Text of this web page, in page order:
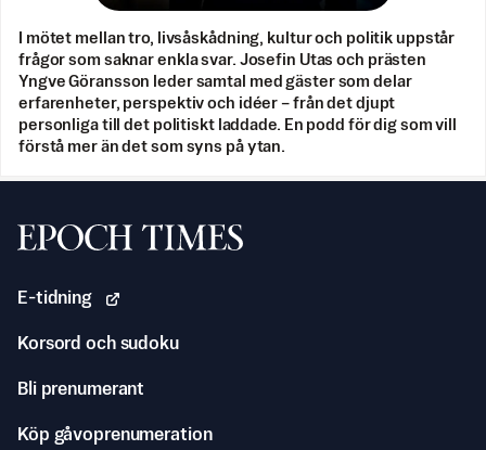
I mötet mellan tro, livsåskådning, kultur och politik uppstår
frågor som saknar enkla svar. Josefin Utas och prästen
Yngve Göransson leder samtal med gäster som delar
erfarenheter, perspektiv och idéer – från det djupt
personliga till det politiskt laddade. En podd för dig som vill
förstå mer än det som syns på ytan.
Svenska Epoch Times
E-tidning
Korsord och sudoku
Bli prenumerant
Köp gåvoprenumeration